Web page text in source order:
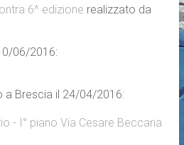
6^ edizione realizzato da
06/2016:
a Brescia il 24/04/2016:
- I° piano Via Cesare Beccaria